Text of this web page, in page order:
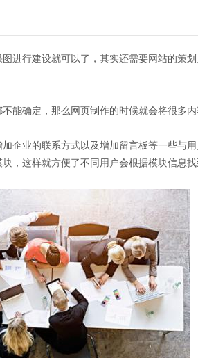
行建设就可以了，其实还需要网站的策
确定，那么网页制作的时候就会将很多
业的联系方式以及增加留言板等一些与
，这样就方便了不同用户会根据模块信息